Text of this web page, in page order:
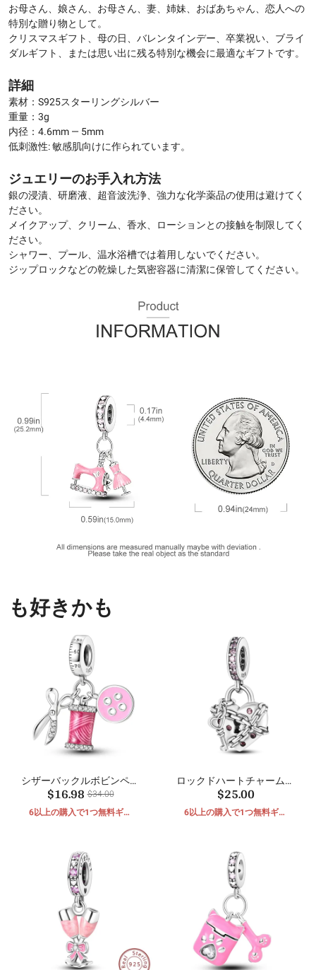
お母さん、娘さん、お母さん、妻、姉妹、おばあちゃん、恋人への
特別な贈り物として。
クリスマスギフト、母の日、バレンタインデー、卒業祝い、ブライ
ダルギフト、または思い出に残る特別な機会に最適なギフトです。
詳細
素材：S925スターリングシルバー
重量：3g
内径：4.6mm — 5mm
低刺激性: 敏感肌向けに作られています。
ジュエリーのお手入れ方法
銀の浸漬、研磨液、超音波洗浄、強力な化学薬品の使用は避けてく
ださい。
メイクアップ、クリーム、香水、ローションとの接触を制限してく
ださい。
シャワー、プール、温水浴槽では着用しないでください。
ジップロックなどの乾燥した気密容器に清潔に保管してください。
も好きかも
シザーバックルボビンペン
ダント
$16.98 $34.00
6以上の購入で1つ無料ギフ
ロックドハートチャームビ
ーズ
$25.00
6以上の購入で1つ無料ギフ